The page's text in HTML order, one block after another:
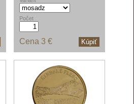
Počet
Kúpiť
Cena 3 €